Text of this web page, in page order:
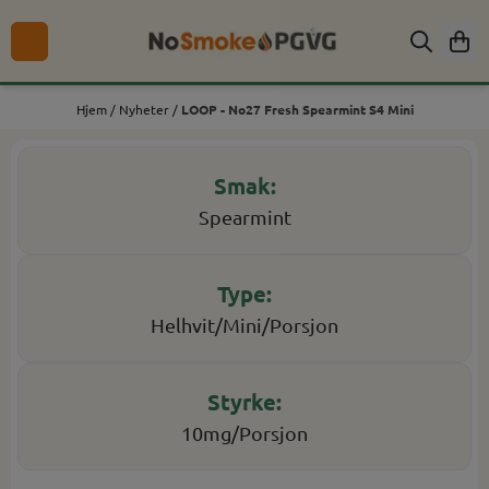
Hopp til innhold
Hjem / Nyheter / LOOP - No27 Fresh Spearmint S4 Mini
Spearmint
Helhvit/Mini/Porsjon
10mg/Porsjon